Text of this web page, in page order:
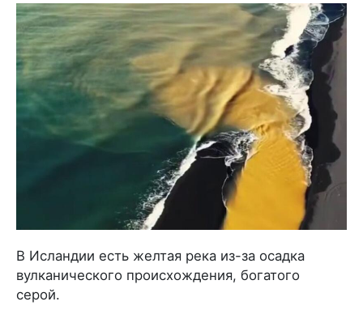
В Исландии есть желтая река из-за осадка
вулканического происхождения, богатого
серой.